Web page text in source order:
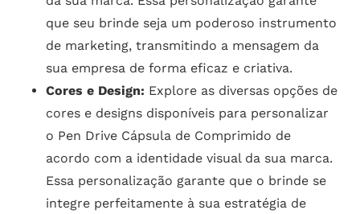
que seu brinde seja um poderoso instrumento
de marketing, transmitindo a mensagem da
sua empresa de forma eficaz e criativa.
Cores e Design: Explore as diversas opções de
cores e designs disponíveis para personalizar
o Pen Drive Cápsula de Comprimido de
acordo com a identidade visual da sua marca.
Essa personalização garante que o brinde se
integre perfeitamente à sua estratégia de